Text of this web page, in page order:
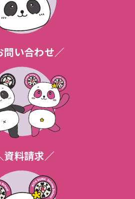
金払いのみですか？
支払い方法は現金・クレジッ
括）・ローンがあります。現
いは入校当日まで、ローンは
日前までに ご来校、お手続き
詳しくはお問い合わせ下さ
の違いは？
、車はギアというものを変速
ます。この変速を手（足）動
す。
ばっかりと聞きました
は大丈夫だと思いますが、シ
でつま先で立つことができれ
。不安な方は一度シートをま
ですごく不安なんですが？
運転と運動音痴はあまり関係
。プロの指導員がお教えしま
をつかんでしまえばすぐに慣
す。不安な方はなんでも指導
ださい。また、安心プランも
お問い合わせ下さい。
ど無いのですが？
ヘルメットのほかに、プロテ
も無料レンタルしています。
問い合わせ／
資料請求／